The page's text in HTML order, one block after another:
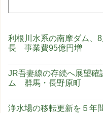
利根川水系の南摩ダム、
長 事業費95億円増
JR吾妻線の存続へ展望
ム 群馬・長野原町
浄水場の移転更新を５